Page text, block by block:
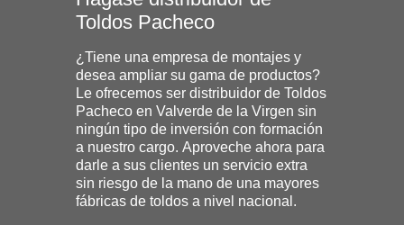
Toldos Pacheco
¿Tiene una empresa de montajes y
desea ampliar su gama de productos?
Le ofrecemos ser distribuidor de Toldos
Pacheco en Valverde de la Virgen sin
ningún tipo de inversión con formación
a nuestro cargo. Aproveche ahora para
darle a sus clientes un servicio extra
sin riesgo de la mano de una mayores
fábricas de toldos a nivel nacional.